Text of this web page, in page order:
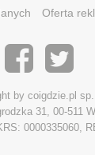
Oferta
by coigdzie.pl
31, 00-511
0000335060,